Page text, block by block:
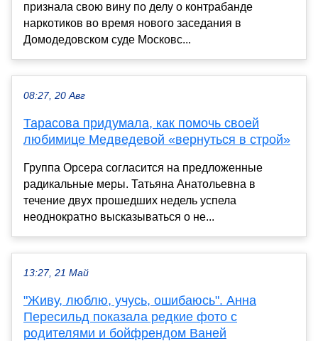
признала свою вину по делу о контрабанде
наркотиков во время нового заседания в
Домодедовском суде Московс...
08:27, 20 Авг
Тарасова придумала, как помочь своей
любимице Медведевой «вернуться в строй»
Группа Орсера согласится на предложенные
радикальные меры. Татьяна Анатольевна в
течение двух прошедших недель успела
неоднократно высказываться о не...
13:27, 21 Май
"Живу, люблю, учусь, ошибаюсь". Анна
Пересильд показала редкие фото с
родителями и бойфрендом Ваней